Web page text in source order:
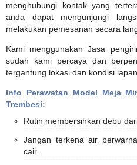
menghubungi kontak yang
anda dapat mengunjungi
melakukan pemesanan secara
Kami menggunakan Jasa
sudah kami percaya dan
tergantung lokasi dan kondisi
Info Perawatan Model Meja
Trembesi:
Rutin membersihkan debu
Jangan terkena air
cair.